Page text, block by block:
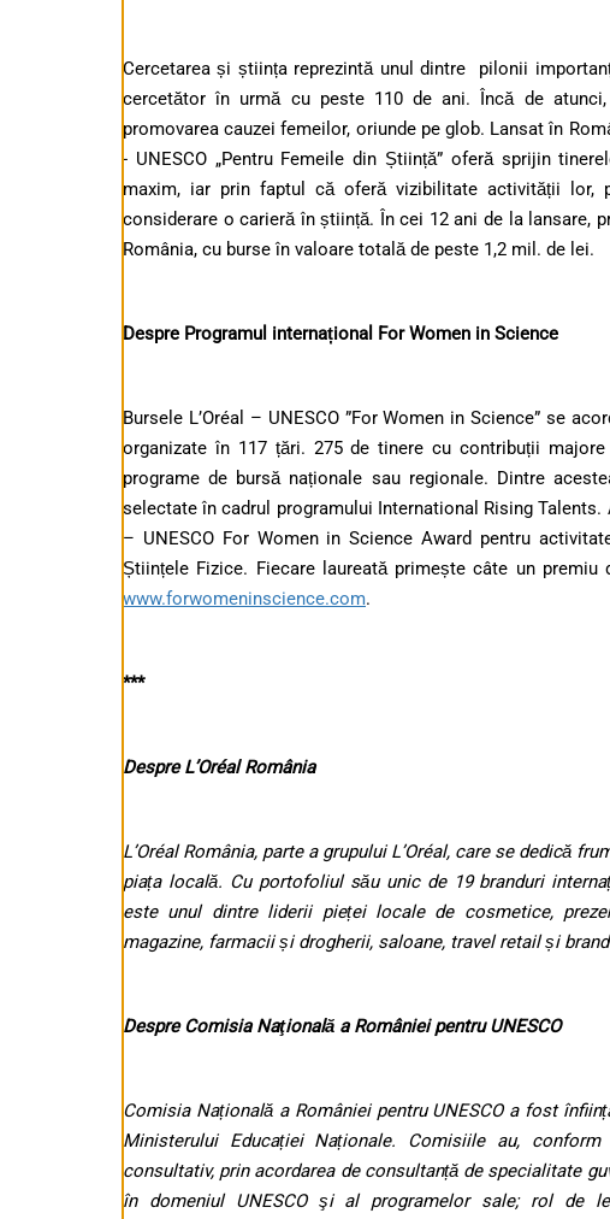
Cercetarea și știința reprezintă unul dintre pilonii
cercetător în urmă cu peste 110 de ani. Încă de
promovarea cauzei femeilor, oriunde pe glob. Lansat în
- UNESCO „Pentru Femeile din Știință” oferă sprijin
maxim, iar prin faptul că oferă vizibilitate activității
considerare o carieră în știință. În cei 12 ani de la lansare,
România, cu burse în valoare totală de peste 1,2 mil. de lei.
Despre Programul internațional For Women in Science
Bursele L’Oréal – UNESCO ”For Women in Science” se
organizate în 117 țări. 275 de tinere cu contribuții
programe de bursă naționale sau regionale. Dintre
selectate în cadrul programului International Rising
– UNESCO For Women in Science Award pentru
Științele Fizice. Fiecare laureată primește câte un
www.forwomeninscience.com.
***
Despre L’Oréal România
L’Oréal România, parte a grupului L’Oréal, care se dedică
piața locală. Cu portofoliul său unic de 19 branduri
este unul dintre liderii pieței locale de cosmetice,
magazine, farmacii și drogherii, saloane, travel retail și
Despre Comisia Naţională a României pentru UNESCO
Comisia Națională a României pentru UNESCO a fost
Ministerului Educației Naționale. Comisiile au,
consultativ, prin acordarea de consultanță de specialitate
în domeniul UNESCO şi al programelor sale; rol de